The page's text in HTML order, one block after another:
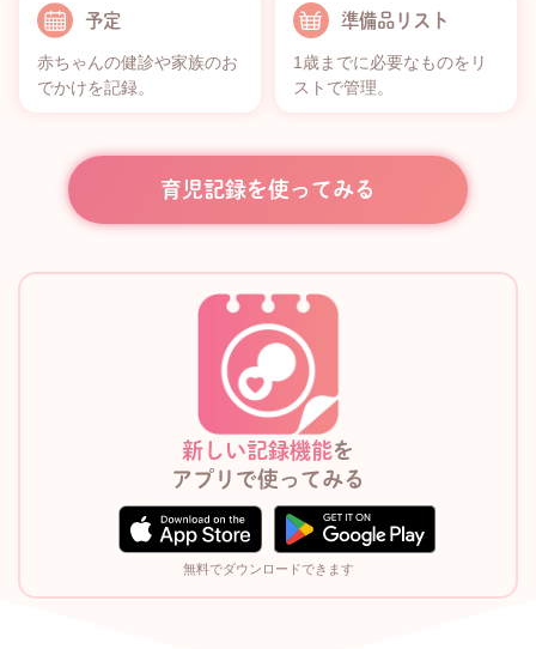
予定
赤ちゃんの健診や家族のお
でかけを記録。
準備品リスト
1歳までに必要なものをリ
ストで管理。
育児記録を使ってみる
新しい記録機能を
アプリで使ってみる
無料でダウンロードできます